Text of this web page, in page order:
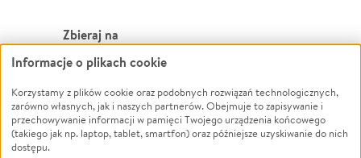
Zbieraj na
Leczenie
Zwierzęta
Pożar
Ukraina
Powódź
Wichura
NGO
Informacje o plikach cookie
Korzystamy z plików cookie oraz podobnych rozwiązań technologicznych,
zarówno własnych, jak i naszych partnerów. Obejmuje to zapisywanie i
przechowywanie informacji w pamięci Twojego urządzenia końcowego
(takiego jak np. laptop, tablet, smartfon) oraz późniejsze uzyskiwanie do nich
dostępu.